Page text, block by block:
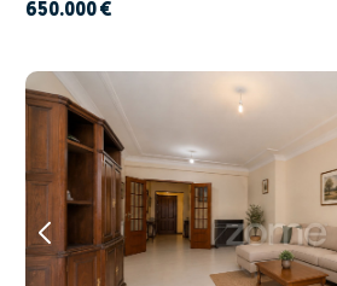
650.000 €